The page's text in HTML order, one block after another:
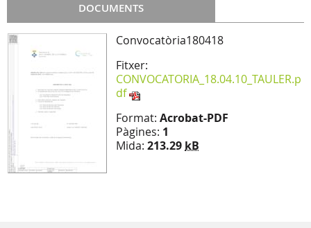
DOCUMENTS
Convocatòria180418
Fitxer:
CONVOCATORIA_18.04.10_TAULER.p
df
Format: Acrobat-PDF
Pàgines: 1
Mida: 213.29 kB